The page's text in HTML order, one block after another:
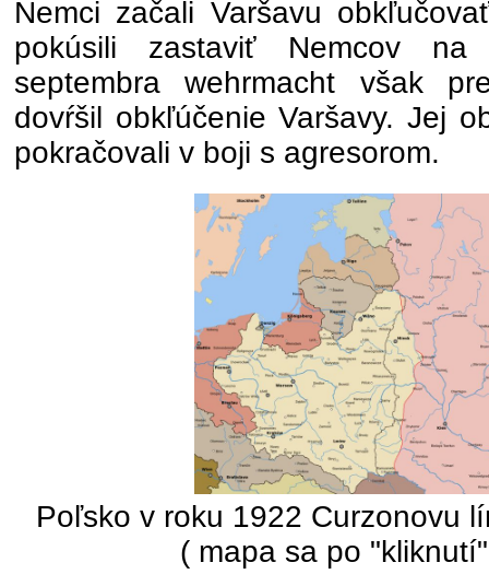
Nemci začali Varšavu
pokúsili zastaviť Nemcov
septembra wehrmacht však
dovŕšil obkľúčenie Varšavy. Jej
pokračovali v boji s agresorom.
Poľsko v roku 1922 Curzonovu
( mapa sa po